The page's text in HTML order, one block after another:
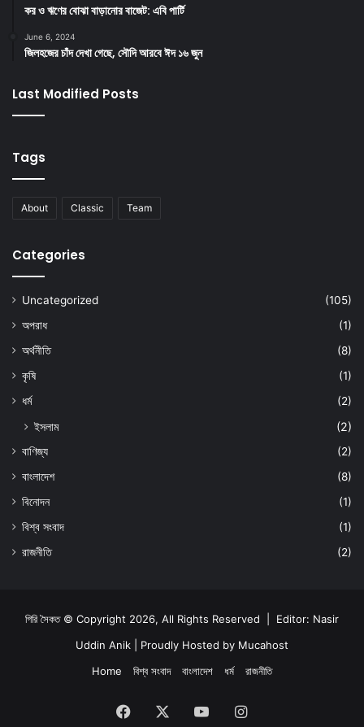
কর ও ঋণের বোঝা বাড়ানোর বাজেট: এবি পার্টি
June 6, 2024
জিলহজের চাঁদ দেখা গেছে, সৌদি আরবে ঈদ ১৬ জুন
Last Modified Posts
Tags
About Classic Team
Categories
Uncategorized
(105)
অপরাধ
(1)
অর্থনীতি
(8)
কৃষি
(1)
ধর্ম
(2)
ইসলাম (2)
বাণিজ্য
(2)
বাংলাদেশ
(8)
বিনোদন
(1)
বিশ্ব সংবাদ
(1)
রাজনীতি
(2)
গিরি সৈকত © Copyright 2026, All Rights Reserved | Editor: Nasir
Uddin Anik | Proudly Hosted by Mucahost
Home
বিশ্ব সংবাদ বাংলাদেশ ধর্ম রাজনীতি
Facebook YouTubeInstagram